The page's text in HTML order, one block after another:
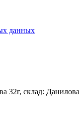
данных
32г, склад: Данилова